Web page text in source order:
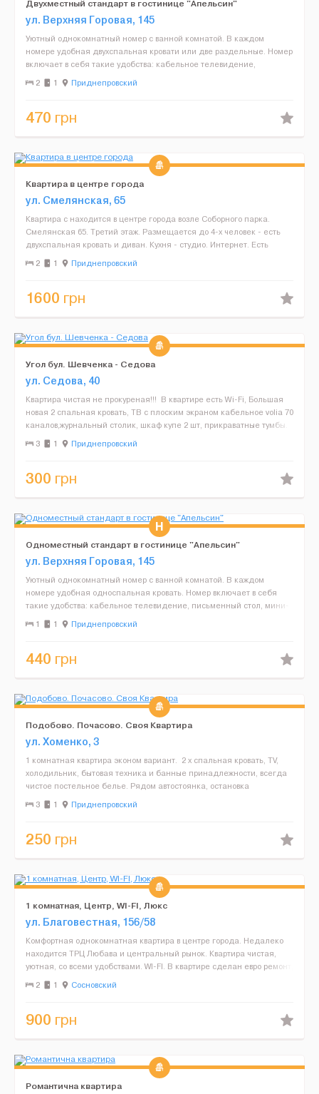
Двухместный стандарт в гостинице "Апельсин"
ул. Верхняя Горовая, 145
Уютный однокомнатный номер с ванной комнатой. В каждом
номере удобная двухспальная кровати или две раздельные. Номер
включает в себя такие удобства: кабельное телевидение,
письменный стол, мини-бар, сейф, кондиционер и бесплатный ...
2 1 Приднепровский
470 грн
Квартира в центре города
ул. Смелянская, 65
Квартира с находится в центре города возле Соборного парка.
Смелянская 65. Третий этаж. Размещается до 4-х человек - есть
двухспальная кровать и диван. Кухня - студио. Интернет. Есть
посуда, постели, полотенца, фен. Душевая кабина...
2 1 Приднепровский
1600 грн
Угол бул. Шевченка - Седова
ул. Седова, 40
Квартира чистая не прокуреная!!! В квартире есть Wi-Fi, Большая
новая 2 спальная кровать, ТВ с плоским экраном кабельное volia 70
каналов,журнальный столик, шкаф купе 2 шт, прикраватные тумбы.
Стиклопакеты, балкон. На кухне ...
3 1 Приднепровский
300 грн
Одноместный стандарт в гостинице "Апельсин"
ул. Верхняя Горовая, 145
Уютный однокомнатный номер с ванной комнатой. В каждом
номере удобная односпальная кровать. Номер включает в себя
такие удобства: кабельное телевидение, письменный стол, мини-
бар, сейф, кондиционер и бесплатный Wi-Fi. Ванная комна...
1 1 Приднепровский
440 грн
Подобово. Почасово. Своя Квартира
ул. Хоменко, 3
1 комнатная квартира эконом вариант. 2 х спальная кровать, TV,
холодильник, бытовая техника и банные принадлежности, всегда
чистое постельное белье. Рядом автостоянка, остановка
транспорта. Можно арендовать почасово 60 гр/ча...
3 1 Приднепровский
250 грн
1 комнатная, Центр, WI-FI, Люкс
ул. Благовестная, 156/58
Комфортная однокомнатная квартира в центре города. Недалеко
находится ТРЦ Любава и центральный рынок. Квартира чистая,
уютная, со всеми удобствами. WI-FI. В квартире сделан евро ремонт,
новая мебель и вся бытовая техника. Всегда г...
2 1 Сосновский
900 грн
Романтична квартира